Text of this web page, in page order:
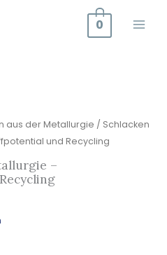
0
aus der Metallurgie / Schlacken
und Recycling
–